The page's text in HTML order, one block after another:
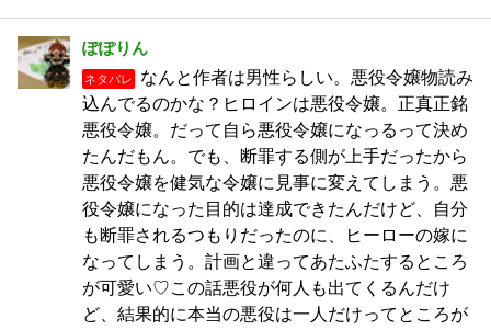
ぽぽりん
ネタバレ
なんと作者は男性らしい。悪役令嬢物読み
込んでるのかな？ヒロインは悪役令嬢。正真正銘
悪役令嬢。だって自ら悪役令嬢になっるって決め
たんだもん。でも、断罪する側が上手だったから
悪役令嬢を健気な令嬢に見事に変えてしまう。悪
役令嬢になった目的は達成できたんだけど、自分
も断罪されるつもりだったのに、ヒーローの嫁に
なってしまう。計画と違ってあたふたするところ
が可愛い♡この話悪役が何人も出てくるんだけ
ど、結果的に本当の悪役は一人だけってところが